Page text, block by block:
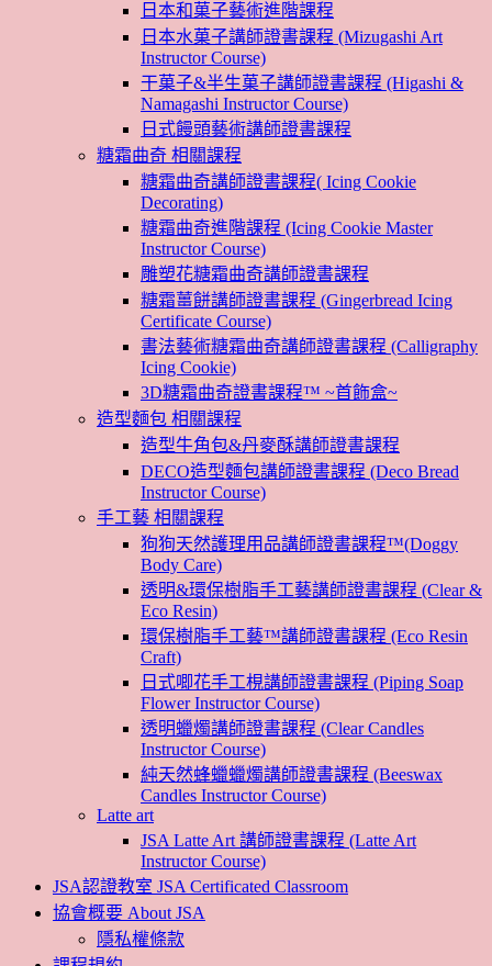
日本和菓子藝術進階課程
日本水菓子講師證書課程 (Mizugashi Art
Instructor Course)
干菓子&半生菓子講師證書課程 (Higashi &
Namagashi Instructor Course)
日式饅頭藝術講師證書課程
糖霜曲奇 相關課程
糖霜曲奇講師證書課程( Icing Cookie
Decorating)
糖霜曲奇進階課程 (Icing Cookie Master
Instructor Course)
雕塑花糖霜曲奇講師證書課程
糖霜薑餅講師證書課程 (Gingerbread Icing
Certificate Course)
書法藝術糖霜曲奇講師證書課程 (Calligraphy
Icing Cookie)
3D糖霜曲奇證書課程™ ~首飾盒~
造型麵包 相關課程
造型牛角包&丹麥酥講師證書課程
DECO造型麵包講師證書課程 (Deco Bread
Instructor Course)
手工藝 相關課程
狗狗天然護理用品講師證書課程™(Doggy
Body Care)
透明&環保樹脂手工藝講師證書課程 (Clear &
Eco Resin)
環保樹脂手工藝™講師證書課程 (Eco Resin
Craft)
日式唧花手工梘講師證書課程 (Piping Soap
Flower Instructor Course)
透明蠟燭講師證書課程 (Clear Candles
Instructor Course)
純天然蜂蠟蠟燭講師證書課程 (Beeswax
Candles Instructor Course)
Latte art
JSA Latte Art 講師證書課程 (Latte Art
Instructor Course)
JSA認證教室 JSA Certificated Classroom
協會概要 About JSA
隱私權條款